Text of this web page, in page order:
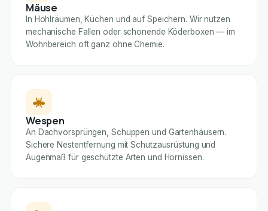
Mäuse
In Hohlräumen, Küchen und auf Speichern. Wir nutzen
mechanische Fallen oder schonende Köderboxen — im
Wohnbereich oft ganz ohne Chemie.
Wespen
An Dachvorsprüngen, Schuppen und Gartenhäusern.
Sichere Nestentfernung mit Schutzausrüstung und
Augenmaß für geschützte Arten und Hornissen.